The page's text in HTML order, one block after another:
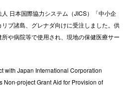
日本国際協力システム（JICS）「中小企
ブ諸島、グレナダ向けに受注しました。供
や病院等で使用され、現地の保健医療サー
with Japan International Corporation
Non-project Grant Aid for Provision of